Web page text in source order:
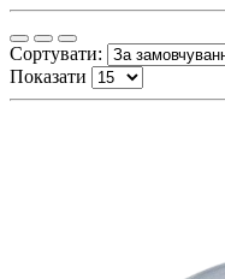
Сортувати:
Показати